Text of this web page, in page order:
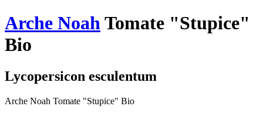
Arche NoahTomate "Stupice"
Bio
Lycopersicon esculentum
Arche Noah Tomate "Stupice" Bio